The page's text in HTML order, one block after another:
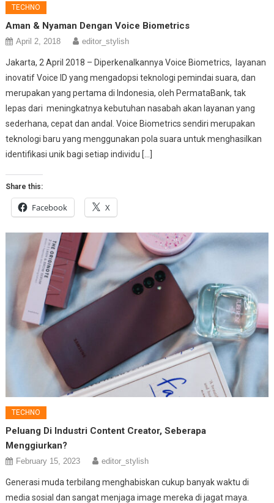
TECHNO
Aman & Nyaman Dengan Voice Biometrics
April 2, 2018 editor_stylish
Jakarta, 2 April 2018 – Diperkenalkannya Voice Biometrics, layanan
inovatif Voice ID yang mengadopsi teknologi pemindai suara, dan
merupakan yang pertama di Indonesia, oleh PermataBank, tak
lepas dari meningkatnya kebutuhan nasabah akan layanan yang
sederhana, cepat dan andal. Voice Biometrics sendiri merupakan
teknologi baru yang menggunakan pola suara untuk menghasilkan
identifikasi unik bagi setiap individu […]
Share this:
Facebook X
TECHNO
Peluang Di Industri Content Creator, Seberapa
Menggiurkan?
February 15, 2023 editor_stylish
Generasi muda terbilang menghabiskan cukup banyak waktu di
media sosial dan sangat menjaga image mereka di jagat maya.